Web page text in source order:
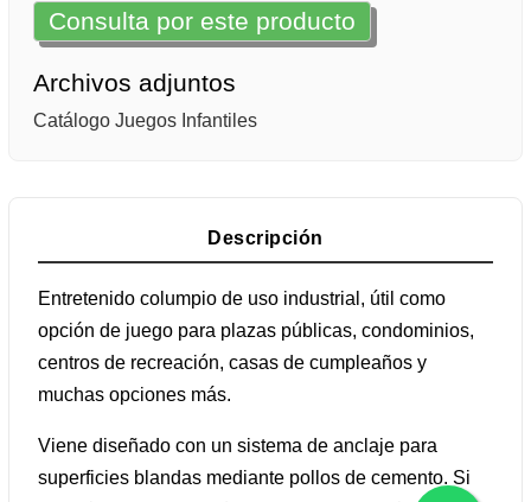
Consulta por este producto
Archivos adjuntos
Catálogo Juegos Infantiles
Descripción
Entretenido columpio de uso industrial, útil como
opción de juego para plazas públicas, condominios,
centros de recreación, casas de cumpleaños y
muchas opciones más.
Viene diseñado con un sistema de anclaje para
superficies blandas mediante pollos de cemento. Si